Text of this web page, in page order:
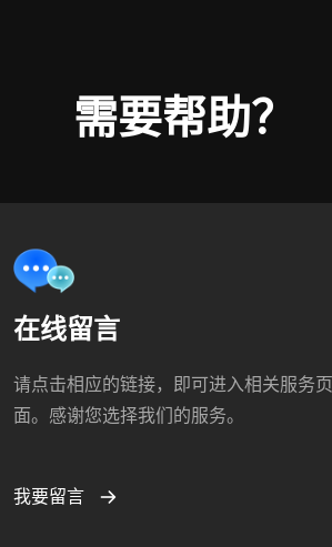
需要帮助？
在线留言
请点击相应的链接，即可进入相关服务页
面。感谢您选择我们的服务。
我要留言